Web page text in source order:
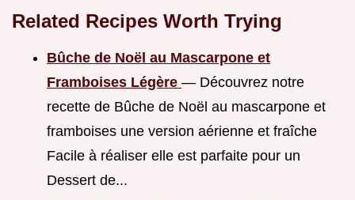
Related Recipes Worth Trying
Bûche de Noël au Mascarpone et
Framboises Légère — Découvrez notre
recette de Bûche de Noël au mascarpone et
framboises une version aérienne et fraîche
Facile à réaliser elle est parfaite pour un
Dessert de...